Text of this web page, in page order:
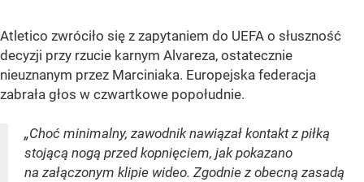
Atletico zwróciło się z zapytaniem do UEFA o słuszność
decyzji przy rzucie karnym Alvareza, ostatecznie
nieuznanym przez Marciniaka. Europejska federacja
zabrała głos w czwartkowe popołudnie.
„Choć minimalny, zawodnik nawiązał kontakt z piłką
stojącą nogą przed kopnięciem, jak pokazano
na załączonym klipie wideo. Zgodnie z obecną zasadą